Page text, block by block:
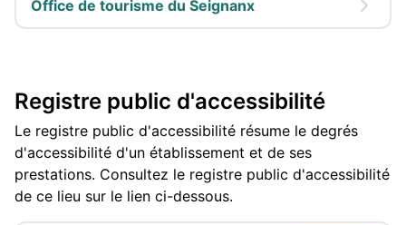
Office de tourisme du Seignanx
Registre public d'accessibilité
Le registre public d'accessibilité résume le degrés
d'accessibilité d'un établissement et de ses
prestations. Consultez le registre public d'accessibilité
de ce lieu sur le lien ci-dessous.